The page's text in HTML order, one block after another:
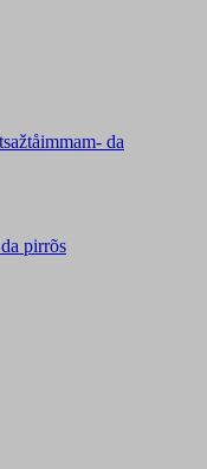
da
pirrõs